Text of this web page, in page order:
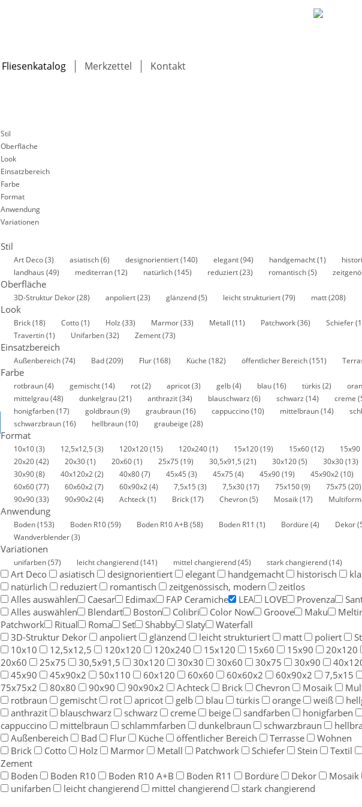
Fliesenkatalog Merkzettel Kontakt
Stil
Oberfläche
Look
Einsatzbereich
Farbe
Format
Anwendung
Variationen
Stil
Art Deco(3) asiatisch(6) designorientiert(140) elegant(94) handgemacht(1)
landhaus (49) mediterran(12) natürlich(145) reduziert(23) romantisch(5)
Oberfläche
3D-Struktur Dekor(28) anpoliert(23) glänzend(5) leicht strukturiert(79) matt(208)
Look
Brick(18) Cotto(1) Holz (33) Marmor(33) Metall (11) Patchwork(36) Schiefer
Travertin(1) Unifarben(32) Zement(73)
Einsatzbereich
Außenbereich(74) Bad(209) Flur(168) Küche (182) öffentlicher Bereich(151)
Farbe
rotbraun(4) gemischt(14) rot(2) apricot(3) gelb(4) blau(16) türkis (2)
mittelgrau(48) dunkelgrau(21) anthrazit(34) blauschwarz (6) schwarz (14) creme
honigfarben(17) goldbraun(9) graubraun(16) cappuccino(10) mittelbraun(14)
schwarzbraun(16) hellbraun(10) graubeige (28)
Format
10x10(3) 12,5x12,5 (3) 120x120(15) 120x240(1) 15x120(19) 15x60(12) 15x90
20x20(42) 20x30(1) 20x60(1) 25x75 (19) 30,5x91,5 (21) 30x120(5) 30x30(13)
30x90(8) 40x120x2(2) 40x80(7) 45x45 (3) 45x75 (4) 45x90(19) 45x90x2(10)
60x60(77) 60x60x2(7) 60x90x2(4) 7,5x15 (3) 7,5x30(17) 75x150(9) 75x75 (20)
90x90(33) 90x90x2(4) Achteck(1) Brick(17) Chevron(5) Mosaik(17)
Anwendung
Boden(153) Boden R10(59) Boden R10 A+B (58) Boden R11 (1) Bordüre (4) Dekor
Wandverblender(3)
Variationen
unifarben(57) leicht changierend(141) mittel changierend(45) stark changierend(14)
Art Deco asiatisch designorientiert elegant handgemacht historisch
natürlich
reduziert romantisch zeitgenössisch, modern
zeitlos
Alles auswählen
Caesar Edimax FAP Ceramiche LEA LOVE Provenza
Alles auswählen
Blendart Boston Colibri Color Now Groove Maku
Patchwork
Ritual Roma Set Shabby Slaty
Waterfall
3D-Struktur Dekor
anpoliert glänzend leicht strukturiert matt poliert
10x10
12,5x12,5 120x120 120x240 15x120 15x60 15x90 20x120
20x60
25x75 30,5x91,5 30x120 30x30 30x60 30x75 30x90
45x90
45x90x2 50x110 60x120 60x60 60x60x2 60x90x2 7,5x15
75x75x2
80x80 90x90 90x90x2 Achteck Brick Chevron Mosaik
rotbraun
gemischt rot apricot gelb blau türkis orange weiß
anthrazit
blauschwarz schwarz creme beige sandfarben honigfarben
cappuccino
mittelbraun schlammfarben dunkelbraun schwarzbraun
Außenbereich
Bad Flur Küche öffentlicher Bereich Terrasse
Wohnen
Brick
Cotto Holz Marmor Metall Patchwork Schiefer Stein Textil
Zement
Boden
Boden R10 Boden R10 A+B Boden R11 Bordüre Dekor Mosaik
unifarben
leicht changierend mittel changierend stark changierend